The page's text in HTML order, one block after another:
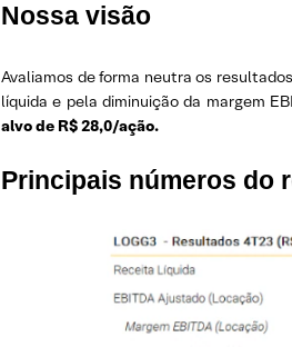
Nossa visão
Avaliamos de forma neutra os
líquida e pela diminuição da margem
alvo de R$ 28,0/ação.
Principais números do